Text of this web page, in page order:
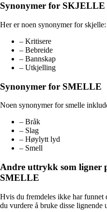
Synonymer for SKJELLE
Her er noen synonymer for skjelle:
– Kritisere
– Bebreide
– Bannskap
– Utkjelling
Synonymer for SMELLE
Noen synonymer for smelle
– Bråk
– Slag
– Høylytt lyd
– Smell
Andre uttrykk som ligner
SMELLE
Hvis du fremdeles ikke har funnet
du vurdere å bruke disse lignende